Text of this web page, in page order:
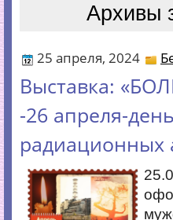
Архивы
25 апреля, 2024
Выставка:
-26 апреля-
радиационных